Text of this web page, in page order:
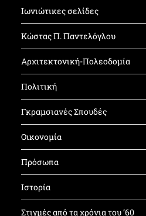
Ιωνιώτικες σελίδες
Κώστας Π. Παντελόγλου
Αρχιτεκτονική-Πολεοδομία
Πολιτική
Γκραμσιανές Σπουδές
Οικονομία
Πρόσωπα
Ιστορία
Στιγμές από τα χρόνια του ’60